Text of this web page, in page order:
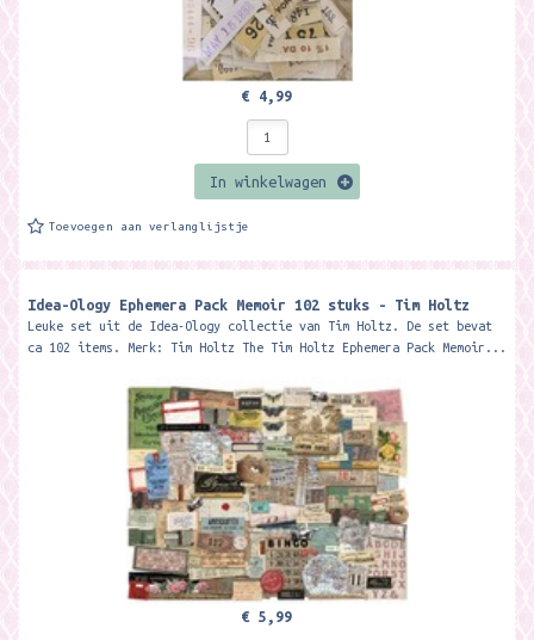
€ 4,99
In winkelwagen
Toevoegen aan verlanglijstje
Idea-Ology Ephemera Pack Memoir 102 stuks - Tim Holtz
Leuke set uit de Idea-Ology collectie van Tim Holtz. De set bevat
ca 102 items. Merk: Tim Holtz The Tim Holtz Ephemera Pack Memoir...
€ 5,99